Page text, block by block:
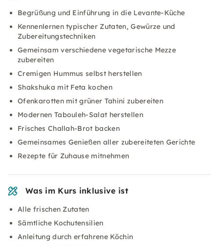
Begrüßung und Einführung in die Levante-Küche
Kennenlernen typischer Zutaten, Gewürze und
Zubereitungstechniken
Gemeinsam verschiedene vegetarische Mezze
zubereiten
Cremigen Hummus selbst herstellen
Shakshuka mit Feta kochen
Ofenkarotten mit grüner Tahini zubereiten
Modernen Tabouleh-Salat herstellen
Frisches Challah-Brot backen
Gemeinsames Genießen aller zubereiteten Gerichte
Rezepte für Zuhause mitnehmen
Was im Kurs inklusive ist
Alle frischen Zutaten
Sämtliche Kochutensilien
Anleitung durch erfahrene Köchin